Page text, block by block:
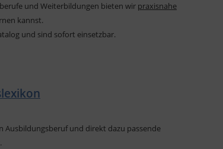
und Weiterbildungen bieten wir praxisnahe
kannst.
und sind sofort einsetzbar.
Ausbildungsberuf und direkt dazu passende
.